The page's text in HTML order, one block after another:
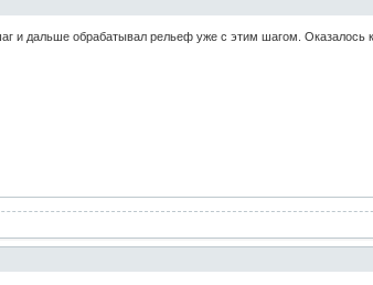
и дальше обрабатывал рельеф уже с этим шагом. Оказалось